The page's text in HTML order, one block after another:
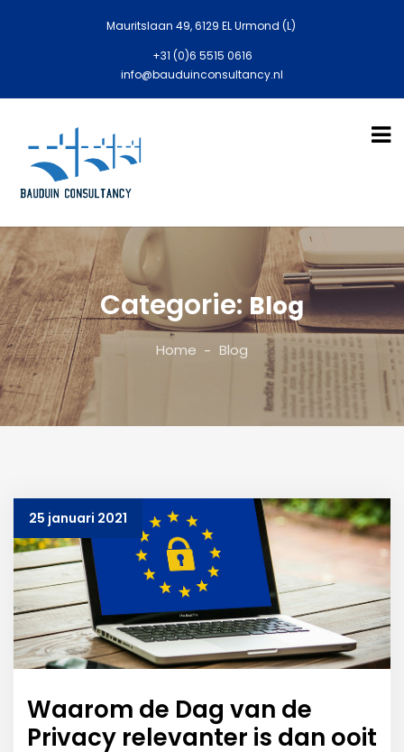
Mauritslaan 49, 6129 EL Urmond (L)
+31 (0)6 5515 0616
info@bauduinconsultancy.nl
Categorie:Blog
Home Blog
25 januari 2021
Waarom de Dag van de
Privacy relevanter is dan ooit